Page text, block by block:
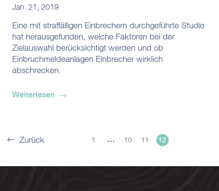
Jan. 21, 2019
Eine mit straffälligen Einbrechern durchgeführte Studie
hat herausgefunden, welche Faktoren bei der
Zielauswahl berücksichtigt werden und ob
Einbruchmeldeanlagen Einbrecher wirklich
abschrecken.
Weiterlesen
Zurück 1 … 10 11 12